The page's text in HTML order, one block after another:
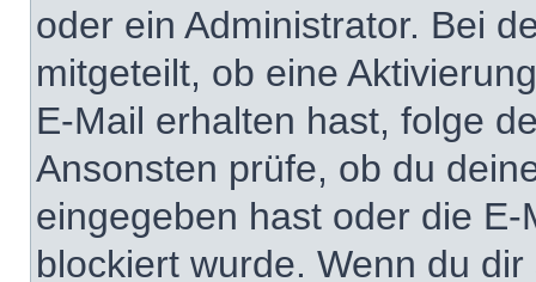
oder ein Administrator. Bei
mitgeteilt, ob eine
E-Mail erhalten hast, folge
Ansonsten prüfe, ob du
eingegeben hast oder die
blockiert wurde. Wenn du